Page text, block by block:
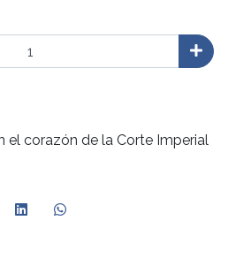
el corazón de la Corte Imperial